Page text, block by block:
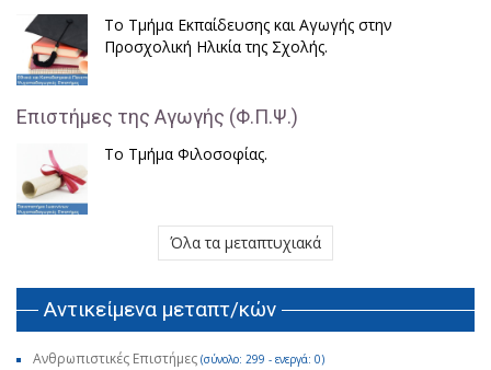
Το Τμήμα Εκπαίδευσης και Αγωγής στην
Προσχολική Ηλικία της Σχολής.
Επιστήμες της Αγωγής (Φ.Π.Ψ.)
Το Τμήμα Φιλοσοφίας.
Όλα τα μεταπτυχιακά
Αντικείμενα μεταπτ/κών
Ανθρωπιστικές Επιστήμες (σύνολο: 299 - ενεργά: 0)